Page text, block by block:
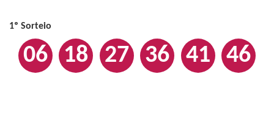
1º Sorteio
06 18 27 36 41 46